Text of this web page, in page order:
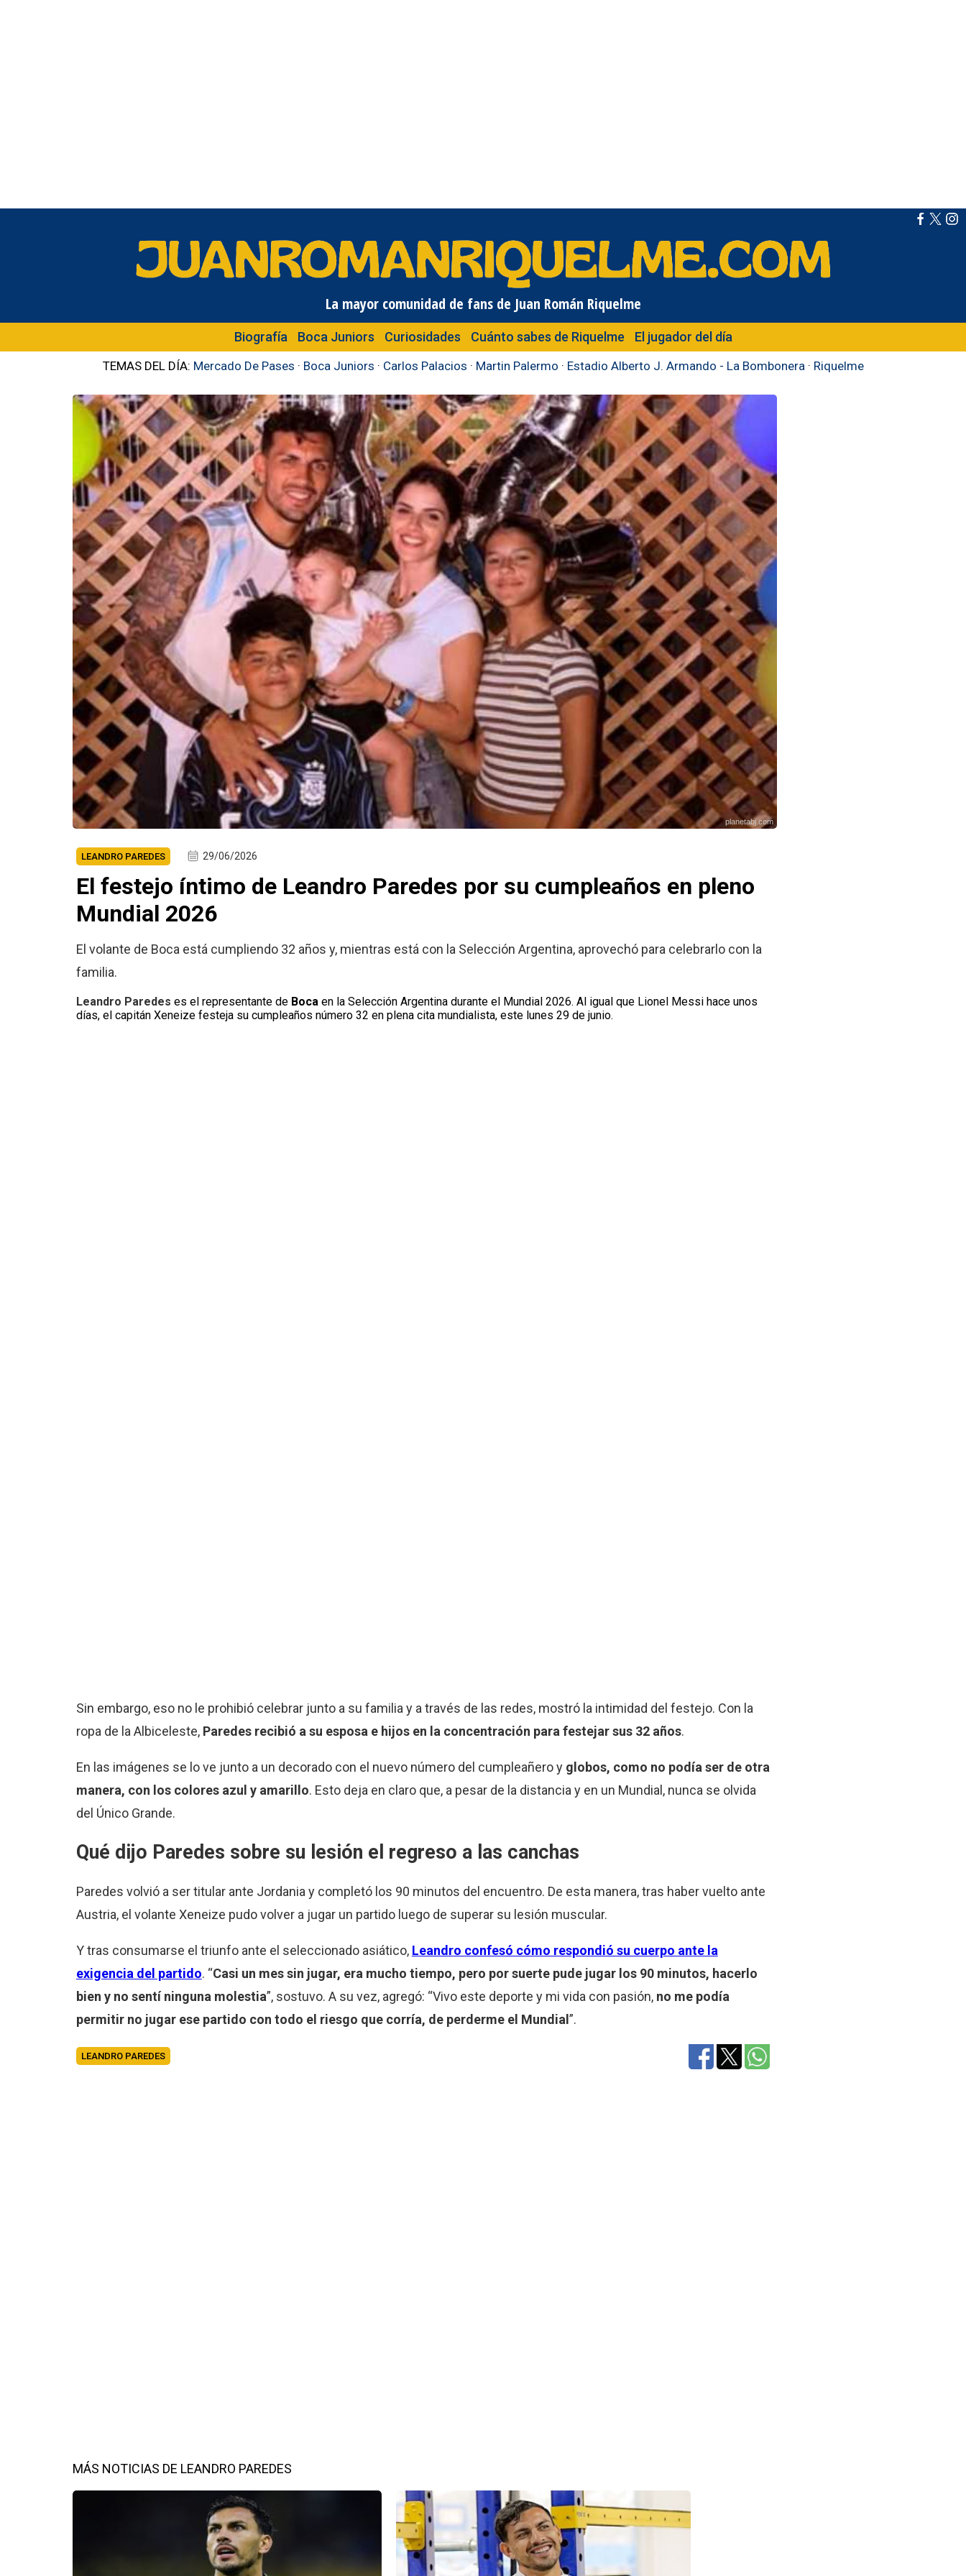
La mayor comunidad de fans de Juan Román Riquelme
Biografía Boca Juniors Curiosidades Cuánto sabes de Riquelme El jugador del día
TEMAS DEL DÍA: Mercado De Pases · Boca Juniors · Carlos Palacios · Martin Palermo · Estadio Alberto J. Armando - La Bombonera · Riquelme
planetabj.com
LEANDRO PAREDES 29/06/2026
El festejo íntimo de Leandro Paredes por su cumpleaños en pleno
Mundial 2026
El volante de Boca está cumpliendo 32 años y, mientras está con la Selección Argentina, aprovechó para celebrarlo con la
familia.
Leandro Paredes es el representante de Boca en la Selección Argentina durante el Mundial 2026. Al igual que Lionel Messi hace unos
días, el capitán Xeneize festeja su cumpleaños número 32 en plena cita mundialista, este lunes 29 de junio.
Sin embargo, eso no le prohibió celebrar junto a su familia y a través de las redes, mostró la intimidad del festejo. Con la
ropa de la Albiceleste, Paredes recibió a su esposa e hijos en la concentración para festejar sus 32 años.
En las imágenes se lo ve junto a un decorado con el nuevo número del cumpleañero y globos, como no podía ser de otra
manera, con los colores azul y amarillo. Esto deja en claro que, a pesar de la distancia y en un Mundial, nunca se olvida
del Único Grande.
Qué dijo Paredes sobre su lesión el regreso a las canchas
Paredes volvió a ser titular ante Jordania y completó los 90 minutos del encuentro. De esta manera, tras haber vuelto ante
Austria, el volante Xeneize pudo volver a jugar un partido luego de superar su lesión muscular.
Y tras consumarse el triunfo ante el seleccionado asiático, Leandro confesó cómo respondió su cuerpo ante la
exigencia del partido. “Casi un mes sin jugar, era mucho tiempo, pero por suerte pude jugar los 90 minutos, hacerlo
bien y no sentí ninguna molestia”, sostuvo. A su vez, agregó: “Vivo este deporte y mi vida con pasión, no me podía
permitir no jugar ese partido con todo el riesgo que corría, de perderme el Mundial”.
LEANDRO PAREDES
MÁS NOTICIAS DE LEANDRO PAREDES